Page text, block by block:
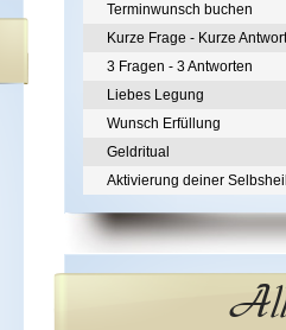
Terminwunsch buchen
Kurze Frage - Kurze Antwort
3 Fragen - 3 Antworten
Liebes Legung
Wunsch Erfüllung
Geldritual
Aktivierung deiner